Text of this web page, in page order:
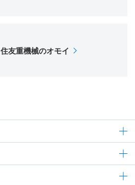
住友重機械のオモイ